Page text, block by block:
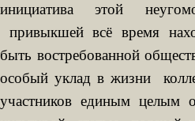
инициатива этой
привыкшей всё время
быть востребованной
особый уклад в жизни
участников единым целым